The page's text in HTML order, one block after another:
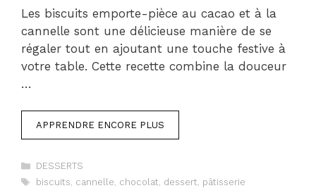
Les biscuits emporte-pièce au cacao et à la
cannelle sont une délicieuse manière de se
régaler tout en ajoutant une touche festive à
votre table. Cette recette combine la douceur
…
APPRENDRE ENCORE PLUS
Catégories
DESSERTS
Étiquettes
biscuits, cannelle, chocolat, dessert, pâtisserie